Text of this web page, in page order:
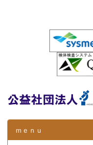
ｍｅｎｕ